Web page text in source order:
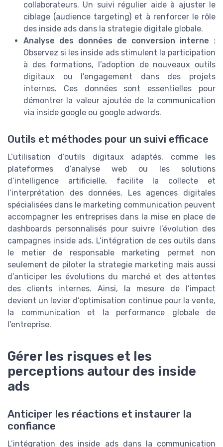
collaborateurs. Un suivi régulier aide à ajuster le
ciblage (audience targeting) et à renforcer le rôle
des inside ads dans la strategie digitale globale.
Analyse des données de conversion interne :
Observez si les inside ads stimulent la participation
à des formations, l’adoption de nouveaux outils
digitaux ou l’engagement dans des projets
internes. Ces données sont essentielles pour
démontrer la valeur ajoutée de la communication
via inside google ou google adwords.
Outils et méthodes pour un suivi efficace
L’utilisation d’outils digitaux adaptés, comme les
plateformes d’analyse web ou les solutions
d’intelligence artificielle, facilite la collecte et
l’interprétation des données. Les agences digitales
spécialisées dans le marketing communication peuvent
accompagner les entreprises dans la mise en place de
dashboards personnalisés pour suivre l’évolution des
campagnes inside ads. L’intégration de ces outils dans
le metier de responsable marketing permet non
seulement de piloter la strategie marketing mais aussi
d’anticiper les évolutions du marché et des attentes
des clients internes. Ainsi, la mesure de l’impact
devient un levier d’optimisation continue pour la vente,
la communication et la performance globale de
l’entreprise.
Gérer les risques et les
perceptions autour des inside
ads
Anticiper les réactions et instaurer la
confiance
L’intégration des inside ads dans la communication